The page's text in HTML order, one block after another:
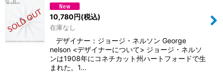
10,780円(税込)
在庫なし
デザイナー：ジョージ・ネルソン George
nelson <デザイナーについて> ジョージ・ネルソ
ンは1908年にコネチカット州ハートフォードで生
まれた。1…